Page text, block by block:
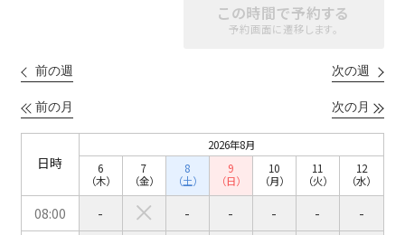
この時間で予約する
予約画面に遷移します。
前の週 次の週
前の月 次の月
日時
2026年8月
6
（木）
7
（金）
8
（土）
9
（日）
10
（月）
11
（火）
12
（水）
08:00 - - - - - -
ベルサール六本木グランドコンファレンスセンター
ベルサール御成門タワー
ベルサール東京汐留コンファレンスセンター
ベルサール三田ガーデン
有明・羽田エリア
ベルサール有明コンファレンスセンター
ベルサール羽田空港
日付／開始・終了時間から選ぶ